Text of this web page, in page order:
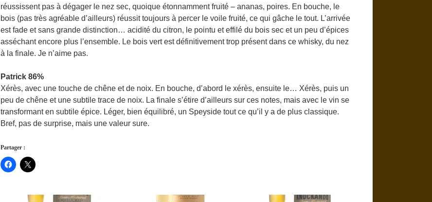
réussissent pas à dégager le nez sec, quoique étonnamment fruité – ananas, poires. En bouche, le
bois (pas très agréable d’ailleurs) réussit toujours à percer le voile fruité, ce qui gâche le tout. L’arrivée
est fade et sans grande distinction… acidité du citron, le pointu et effilé du bois sec et un peu d’épices
asséchant encore plus l’ensemble. Le bois vert est définitivement trop présent dans ce whisky, du nez
à la finale. Je n’aime pas.
Patrick 86%
Xérès, avec une touche de chêne et de noix. En bouche, d’abord le xérès, ensuite le… Xérès, puis un
peu de chêne et une subtile trace de noix. La finale s’étire d’ailleurs sur ces notes, mais avec le vin se
transformant en subtile épice. Léger, bien équilibré, un Speyside tout ce qu’il y a de plus classique.
Bref, pas de surprise, mais une valeur sure.
Partager :